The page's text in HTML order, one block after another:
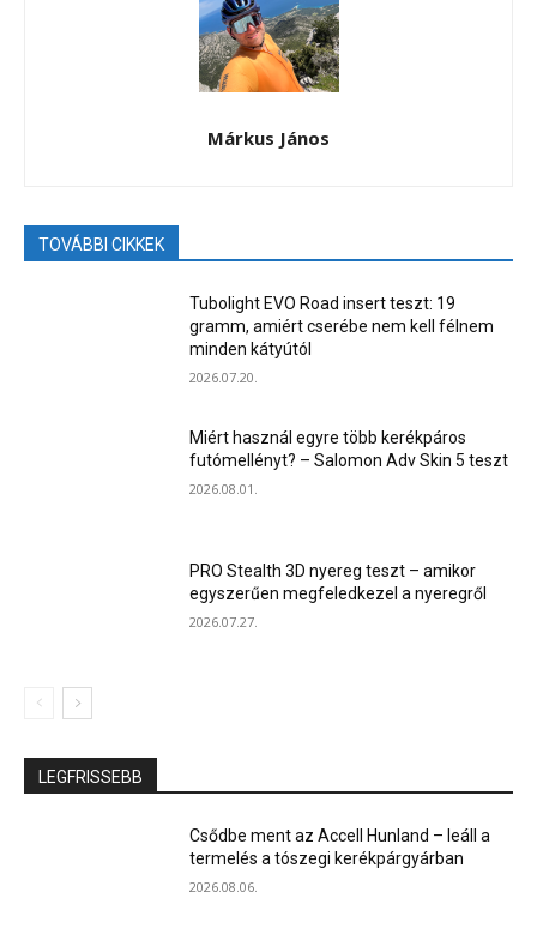
Márkus János
TOVÁBBI CIKKEK
Tubolight EVO Road insert teszt: 19
gramm, amiért cserébe nem kell félnem
minden kátyútól
2026.07.20.
Miért használ egyre több kerékpáros
futómellényt? – Salomon Adv Skin 5 teszt
2026.08.01.
PRO Stealth 3D nyereg teszt – amikor
egyszerűen megfeledkezel a nyeregről
2026.07.27.
LEGFRISSEBB
Csődbe ment az Accell Hunland – leáll a
termelés a tószegi kerékpárgyárban
2026.08.06.